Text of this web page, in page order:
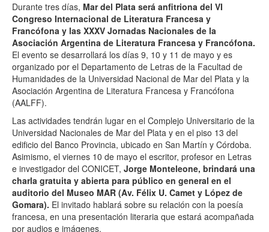
Durante tres días, Mar del Plata será anfitriona del VI
Congreso Internacional de Literatura Francesa y
Francófona y las XXXV Jornadas Nacionales de la
Asociación Argentina de Literatura Francesa y Francófona.
El evento se desarrollará los días 9, 10 y 11 de mayo y es
organizado por el Departamento de Letras de la Facultad de
Humanidades de la Universidad Nacional de Mar del Plata y la
Asociación Argentina de Literatura Francesa y Francófona
(AALFF).
Las actividades tendrán lugar en el Complejo Universitario de la
Universidad Nacionales de Mar del Plata y en el piso 13 del
edificio del Banco Provincia, ubicado en San Martín y Córdoba.
Asimismo, el viernes 10 de mayo el escritor, profesor en Letras
e investigador del CONICET, Jorge Monteleone, brindará una
charla gratuita y abierta para público en general en el
auditorio del Museo MAR (Av. Félix U. Camet y López de
Gomara). El invitado hablará sobre su relación con la poesía
francesa, en una presentación literaria que estará acompañada
por audios e imágenes.